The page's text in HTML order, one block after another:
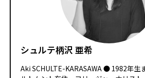
シュルテ柄沢 亜希
Aki SCHULTE-KARASAWA ● 1982年生